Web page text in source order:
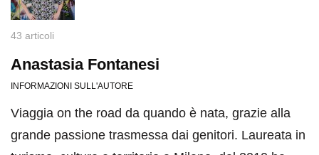
43 articoli
Anastasia Fontanesi
INFORMAZIONI SULL'AUTORE
Viaggia on the road da quando è nata, grazie alla
grande passione trasmessa dai genitori. Laureata in